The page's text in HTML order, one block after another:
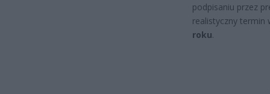
podpisaniu przez
realistyczny
roku.